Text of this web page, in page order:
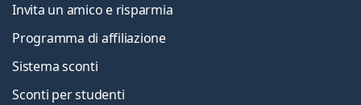
Invita un amico e risparmia
Programma di affiliazione
Sistema sconti
Sconti per studenti